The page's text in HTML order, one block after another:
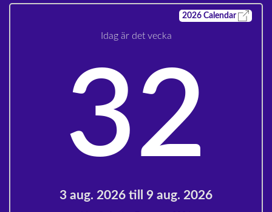
2026 Calendar
Idag är det vecka
32
3 aug. 2026 till 9 aug. 2026